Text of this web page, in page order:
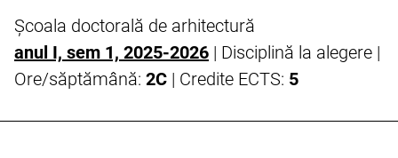
Școala doctorală de arhitectură
anul I, sem 1, 2025-2026 | Disciplină la alegere |
Ore/săptămână: 2C | Credite ECTS: 5